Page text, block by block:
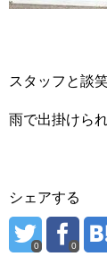
スタッフと談
雨で出掛けら
シェアする
0 0